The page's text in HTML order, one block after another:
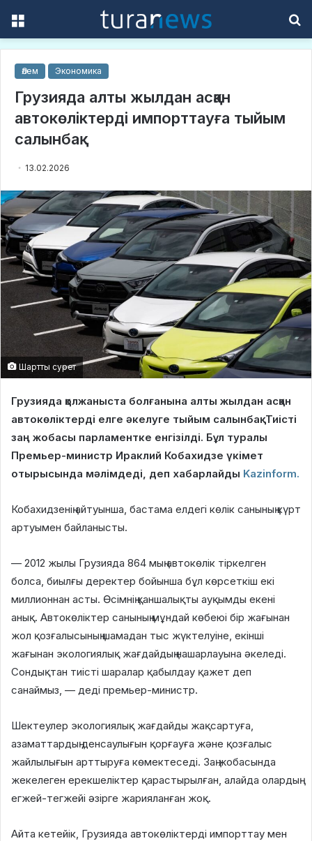
Әлем Экономика
Грузияда алты жылдан асқан
автокөліктерді импорттауға тыйым
салынбақ
13.02.2026
Шартты сурет
Грузияда қолжаныста болғанына алты жылдан асқан
автокөліктерді елге әкелуге тыйым салынбақ. Тиісті
заң жобасы парламентке енгізілді. Бұл туралы
Премьер-министр Ираклий Кобахидзе үкімет
отырысында мәлімдеді, деп хабарлайды Kazinform.
Кобахидзенің айтуынша, бастама елдегі көлік санының күрт
артуымен байланысты.
— 2012 жылы Грузияда 864 мың автокөлік тіркелген
болса, биылғы деректер бойынша бұл көрсеткіш екі
миллионнан асты. Өсімнің қаншалықты ауқымды екені
анық. Автокөліктер санының мұндай көбеюі бір жағынан
жол қозғалысының шамадан тыс жүктелуіне, екінші
жағынан экологиялық жағдайдың нашарлауына әкеледі.
Сондықтан тиісті шаралар қабылдау қажет деп
санаймыз, — деді премьер-министр.
Шектеулер экологиялық жағдайды жақсартуға,
азаматтардың денсаулығын қорғауға және қозғалыс
жайлылығын арттыруға көмектеседі. Заң жобасында
жекелеген ерекшеліктер қарастырылған, алайда олардың
егжей-тегжейі әзірге жарияланған жоқ.
Айта кетейік, Грузияда автокөліктерді импорттау мен